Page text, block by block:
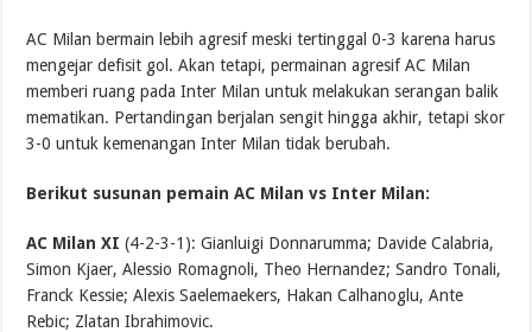
AC Milan bermain lebih agresif meski tertinggal 0-3 karena harus
mengejar defisit gol. Akan tetapi, permainan agresif AC Milan
memberi ruang pada Inter Milan untuk melakukan serangan balik
mematikan. Pertandingan berjalan sengit hingga akhir, tetapi skor
3-0 untuk kemenangan Inter Milan tidak berubah.
Berikut susunan pemain AC Milan vs Inter Milan:
AC Milan XI (4-2-3-1): Gianluigi Donnarumma; Davide Calabria,
Simon Kjaer, Alessio Romagnoli, Theo Hernandez; Sandro Tonali,
Franck Kessie; Alexis Saelemaekers, Hakan Calhanoglu, Ante
Rebic; Zlatan Ibrahimovic.